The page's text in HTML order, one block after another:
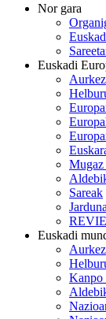
Nor gara
Euskadi
Mugaz
Sareak
Euskadi
Kanpo